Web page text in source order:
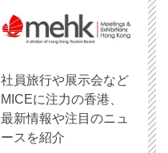
社員旅行や展示会など
MICEに注力の香港、
最新情報や注目のニュ
ースを紹介